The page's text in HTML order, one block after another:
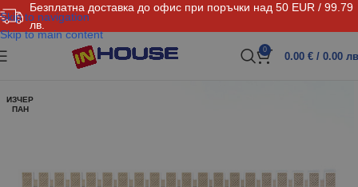
Безплатна доставка до офис при поръчки над 50 EUR / 99.79
лв.
Skip to navigation
Skip to main content
0
0.00 € / 0.00
ИЗЧЕР
ПАН